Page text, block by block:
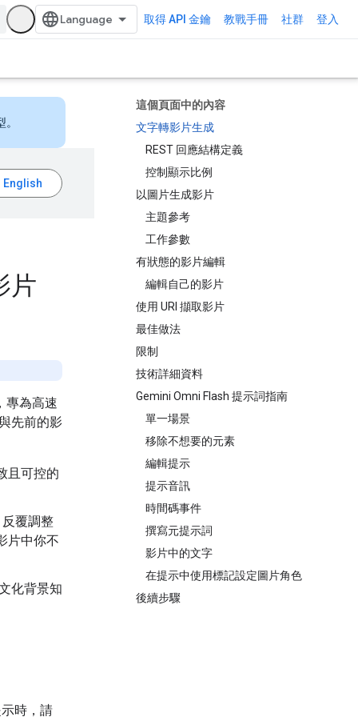
取得 API 金鑰 教戰手冊 社群 登入
這個頁面中的內容
文字轉影片生成
REST 回應結構定義
控制顯示比例
以圖片生成影片
主題參考
工作參數
有狀態的影片編輯
編輯自己的影片
使用 URI 擷取影片
最佳做法
限制
技術詳細資料
Gemini Omni Flash 提示詞指南
單一場景
移除不想要的元素
編輯提示
提示音訊
時間碼事件
撰寫元提示詞
影片中的文字
在提示中使用標記設定圖片角色
後續步驟
片
專為高速
先前的影
且可控的
覆調整
片中你不
化背景知
時，請